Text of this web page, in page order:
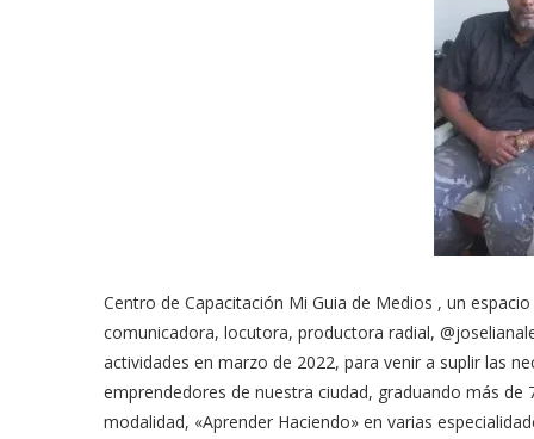
Centro de Capacitación Mi Guia de Medios , un
comunicadora, locutora, productora radial,
actividades en marzo de 2022, para venir a suplir las
emprendedores de nuestra ciudad, graduando más
modalidad, «Aprender Haciendo» en varias